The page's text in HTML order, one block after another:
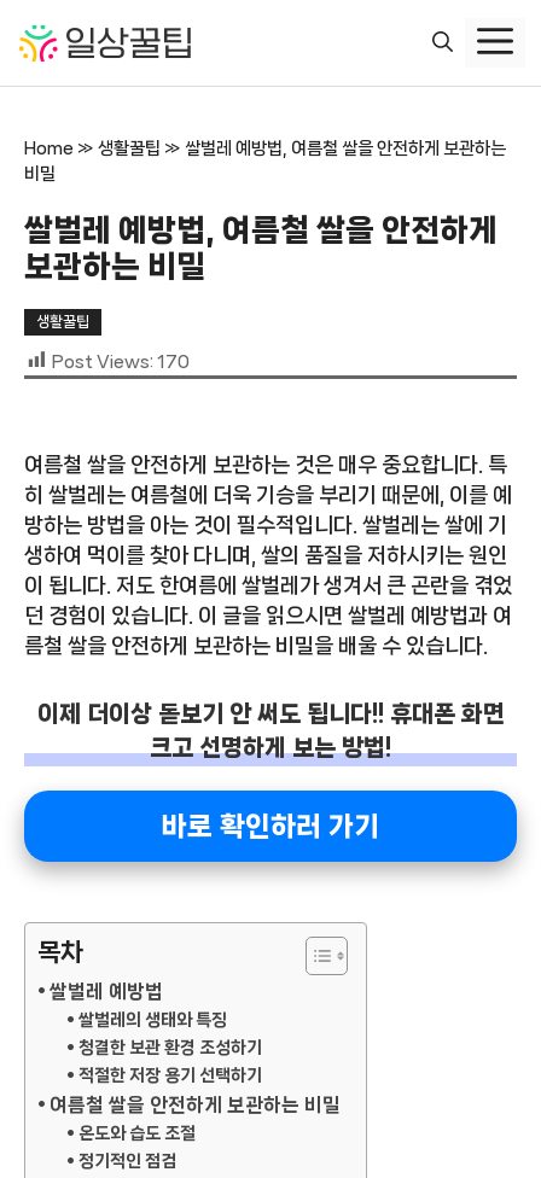
Home » 생활꿀팁 » 쌀벌레 예방법, 여름철 쌀을 안전하게 보관하는
비밀
쌀벌레 예방법, 여름철 쌀을 안전하게
보관하는 비밀
생활꿀팁
Post Views: 170
여름철 쌀을 안전하게 보관하는 것은 매우 중요합니다. 특
히 쌀벌레는 여름철에 더욱 기승을 부리기 때문에, 이를 예
방하는 방법을 아는 것이 필수적입니다. 쌀벌레는 쌀에 기
생하여 먹이를 찾아 다니며, 쌀의 품질을 저하시키는 원인
이 됩니다. 저도 한여름에 쌀벌레가 생겨서 큰 곤란을 겪었
던 경험이 있습니다. 이 글을 읽으시면 쌀벌레 예방법과 여
름철 쌀을 안전하게 보관하는 비밀을 배울 수 있습니다.
이제 더이상 돋보기 안 써도 됩니다!! 휴대폰 화면
크고 선명하게 보는 방법!
바로 확인하러 가기
목차
쌀벌레 예방법
쌀벌레의 생태와 특징
청결한 보관 환경 조성하기
적절한 저장 용기 선택하기
여름철 쌀을 안전하게 보관하는 비밀
온도와 습도 조절
정기적인 점검